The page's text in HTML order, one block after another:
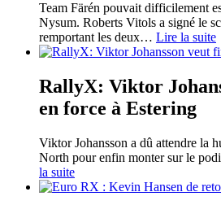
Team Färén pouvait difficilement
Nysum. Roberts Vitols a signé le
remportant les deux… Lire la suite
RallyX: Viktor
en force à Estering
Viktor Johansson a dû attendre la
North pour enfin monter sur le
la suite